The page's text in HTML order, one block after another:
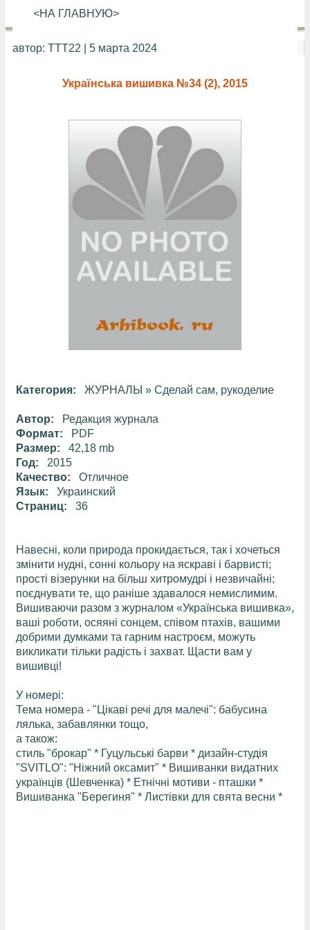
<НА ГЛАВНУЮ>
автор: TTT22 | 5 марта 2024
Українська вишивка №34 (2), 2015
Категория: ЖУРНАЛЫ » Сделай сам, рукоделие
Автор: Редакция журнала
Формат: PDF
Размер: 42,18 mb
Год: 2015
Качество: Отличное
Язык: Украинский
Страниц: 36
Навесні, коли природа прокидається, так і хочеться
змінити нудні, сонні кольору на яскраві і барвисті;
прості візерунки на більш хитромудрі і незвичайні;
поєднувати те, що раніше здавалося немислимим.
Вишиваючи разом з журналом «Українська вишивка»,
ваші роботи, осяяні сонцем, співом птахів, вашими
добрими думками та гарним настроєм, можуть
викликати тільки радість і захват. Щасти вам у
вишивці!
У номері:
Тема номера - "Цікаві речі для малечі": бабусина
лялька, забавлянки тощо,
а також:
стиль "брокар" * Гуцульські барви * дизайн-студія
"SVITLO": "Ніжний оксамит" * Вишиванки видатних
українців (Шевченка) * Етнічні мотиви - пташки *
Вишиванка "Берегиня" * Листівки для свята весни *